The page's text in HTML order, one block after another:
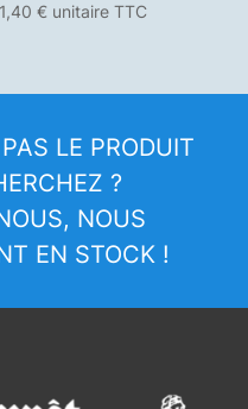
€ unitaire TTC
LE PRODUIT
?
NOUS
EN STOCK !